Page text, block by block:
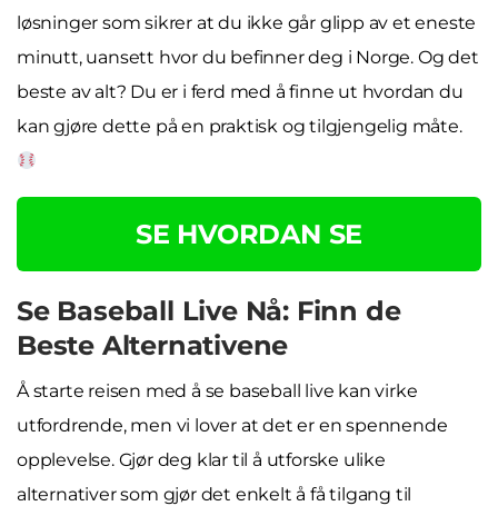
løsninger som sikrer at du ikke går glipp av et eneste
minutt, uansett hvor du befinner deg i Norge. Og det
beste av alt? Du er i ferd med å finne ut hvordan du
kan gjøre dette på en praktisk og tilgjengelig måte.
SE HVORDAN SE
Se Baseball Live Nå: Finn de
Beste Alternativene
Å starte reisen med å se baseball live kan virke
utfordrende, men vi lover at det er en spennende
opplevelse. Gjør deg klar til å utforske ulike
alternativer som gjør det enkelt å få tilgang til